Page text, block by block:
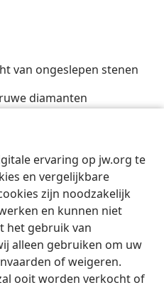
ervaring op jw.org te
en vergelijkbare
zijn noodzakelijk
en kunnen niet
het gebruik van
alleen gebruiken om uw
of weigeren.
ooit worden verkocht of
van ongeslepen stenen
diamanten
om te bepalen of verder
Delen Instellingen
and Tract Society of Pennsylvania
Privacyinstellingen
Inloggen